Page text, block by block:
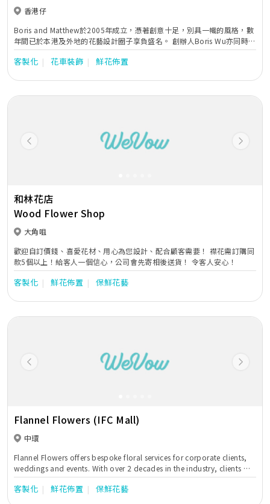
香港仔
Boris and Matthew於2005年成立，憑著創意十足，別具一幟的風格，數
年間已於本港及外地的花藝設計圈子享負盛名。 創辦人Boris Wu亦同時是
香港、台灣及上海Armani Fiori的始創人，澳門威尼斯人度假村酒店及澳
門四季酒店的花藝顧問。Boris and Matthew在行內的領導地位，備受傳
Newsweek、Home Journal and Spa等的專訪及報道。
客製化 花車裝飾 鮮花佈置
Previous Next
和林花店
Wood Flower Shop
大角咀
歡迎自訂價錢、喜愛花材、用心為您設計、配合顧客需要！ 襟花需訂購同
款5個以上！給客人一個信心，公司會先寄相後送貨！ 令客人安心！
客製化 鮮花佈置 保鮮花藝
Previous Next
Flannel Flowers (IFC Mall)
中環
Flannel Flowers offers bespoke floral services for corporate clients,
weddings and events. With over 2 decades in the industry, clients we
have collaborated with include Louis Vuitton, Cartier, Van Cleef &
Arpels and Lane Crawford.
客製化 鮮花佈置 保鮮花藝